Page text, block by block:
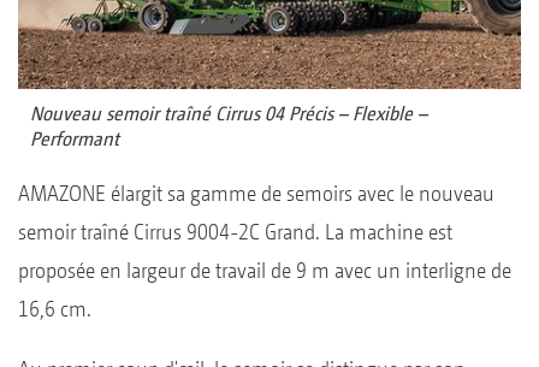
Nouveau semoir traîné Cirrus 04 Précis – Flexible –
Performant
AMAZONE élargit sa gamme de semoirs avec le nouveau
semoir traîné Cirrus 9004-2C Grand. La machine est
proposée en largeur de travail de 9 m avec un interligne de
16,6 cm.